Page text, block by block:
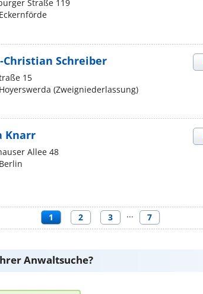
Straße 119
Christian Schreiber
15
(Zweigniederlassung)
Knarr
Allee 48
1 2 3 ··· 7
Anwaltsuche?